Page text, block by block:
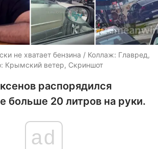
не хватает бензина / Коллаж: Главред,
Крымский ветер, Скриншот
распорядился
больше 20 литров на руки.
ad